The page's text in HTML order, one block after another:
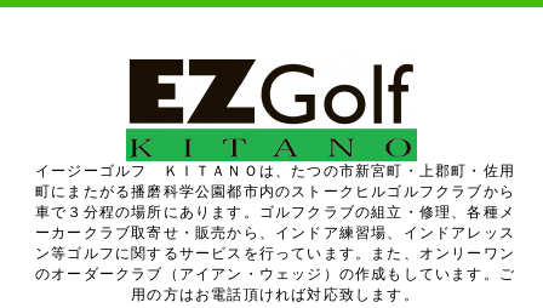
イージーゴルフ ＫＩＴＡＮＯは、たつの市新宮町・上郡町・佐用
町にまたがる播磨科学公園都市内のストークヒルゴルフクラブから
車で３分程の場所にあります。ゴルフクラブの組立・修理、各種メ
ーカークラブ取寄せ・販売から、インドア練習場、インドアレッス
ン等ゴルフに関するサービスを行っています。また、オンリーワン
のオーダークラブ（アイアン・ウェッジ）の作成もしています。ご
用の方はお電話頂ければ対応致します。